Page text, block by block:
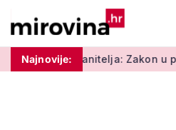
Najnovije:
Zakon u proceduri najesen